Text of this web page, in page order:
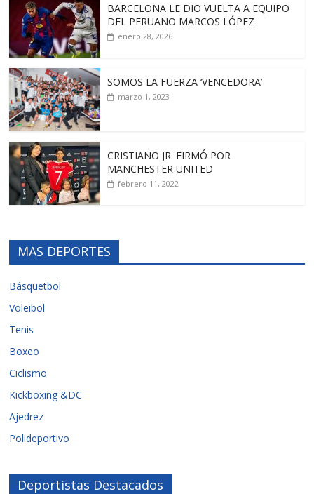
BARCELONA LE DIO VUELTA A EQUIPO
DEL PERUANO MARCOS LÓPEZ
enero 28, 2026
SOMOS LA FUERZA ‘VENCEDORA’
marzo 1, 2023
CRISTIANO JR. FIRMÓ POR
MANCHESTER UNITED
febrero 11, 2022
MAS DEPORTES
Básquetbol
Voleibol
Tenis
Boxeo
Ciclismo
Kickboxing &DC
Ajedrez
Polideportivo
Deportistas Destacados